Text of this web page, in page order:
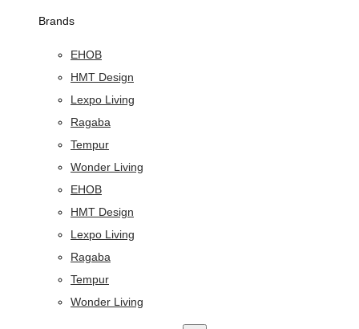
Brands
EHOB
HMT Design
Lexpo Living
Ragaba
Tempur
Wonder Living
EHOB
HMT Design
Lexpo Living
Ragaba
Tempur
Wonder Living